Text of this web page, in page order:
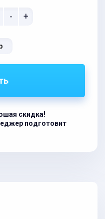
- +
скидка!
подготовит